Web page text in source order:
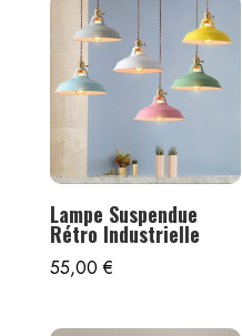
Lampe Suspendue
Rétro Industrielle
55,00€